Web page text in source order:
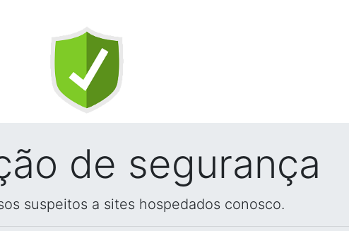
de segurança
suspeitos a sites hospedados conosco.